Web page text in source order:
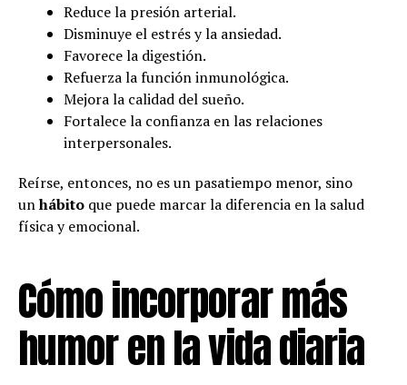
Reduce la presión arterial.
Disminuye el estrés y la ansiedad.
Favorece la digestión.
Refuerza la función inmunológica.
Mejora la calidad del sueño.
Fortalece la confianza en las relaciones
interpersonales.
Reírse, entonces, no es un pasatiempo menor, sino
unhábito que puede marcar la diferencia en la salud
física y emocional.
Cómo incorporar más
humor en la vida diaria